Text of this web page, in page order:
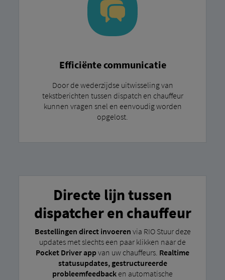
Efficiënte communicatie
Door de wederzijdse uitwisseling van
tekstberichten tussen dispatch en chauffeur
kunnen vragen snel en eenvoudig worden
opgelost.
Directe lijn tussen
dispatcher en chauffeur
Bestellingen direct invoeren via RIO Stuur deze
updates met slechts een paar klikken naar de
Pocket Driver appvan uw chauffeurs. Realtime
statusupdates, gestructureerde
probleemfeedback en automatische